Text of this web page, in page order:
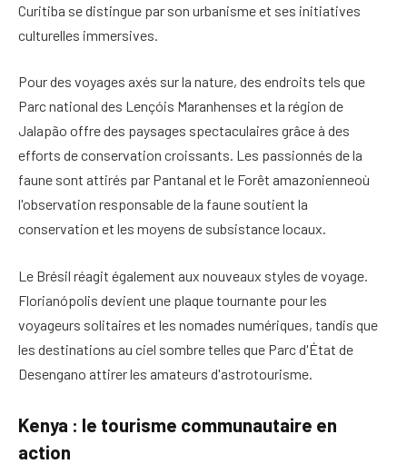
Curitiba se distingue par son urbanisme et ses initiatives
culturelles immersives.
Pour des voyages axés sur la nature, des endroits tels que
Parc national des Lençóis Maranhenses et la région de
Jalapão offre des paysages spectaculaires grâce à des
efforts de conservation croissants. Les passionnés de la
faune sont attirés par Pantanal et le Forêt amazonienneoù
l'observation responsable de la faune soutient la
conservation et les moyens de subsistance locaux.
Le Brésil réagit également aux nouveaux styles de voyage.
Florianópolis devient une plaque tournante pour les
voyageurs solitaires et les nomades numériques, tandis que
les destinations au ciel sombre telles que Parc d'État de
Desengano attirer les amateurs d'astrotourisme.
Kenya : le tourisme communautaire en
action